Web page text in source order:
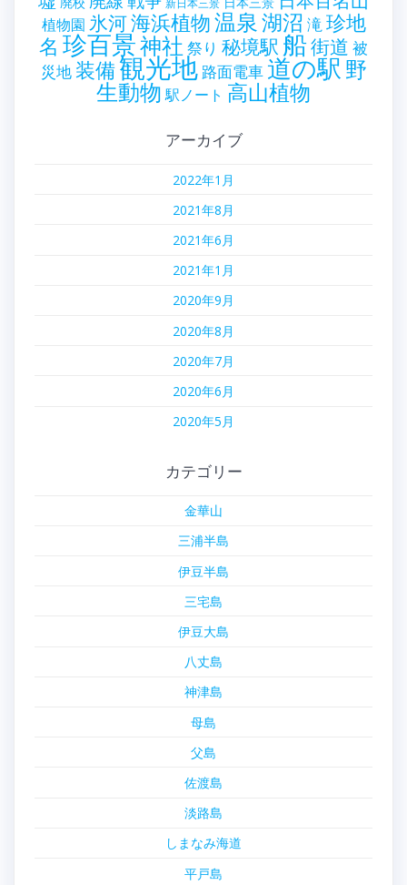
植物園 氷河海浜植物温泉湖沼 滝珍地
名 珍百景神社 祭り 秘境駅 船街道 被
災地装備観光地 路面電車道の駅 野
生動物 駅ノート 高山植物
アーカイブ
2022年1月
2021年8月
2021年6月
2021年1月
2020年9月
2020年8月
2020年7月
2020年6月
2020年5月
カテゴリー
金華山
三浦半島
伊豆半島
三宅島
伊豆大島
八丈島
神津島
母島
父島
佐渡島
淡路島
しまなみ海道
平戸島